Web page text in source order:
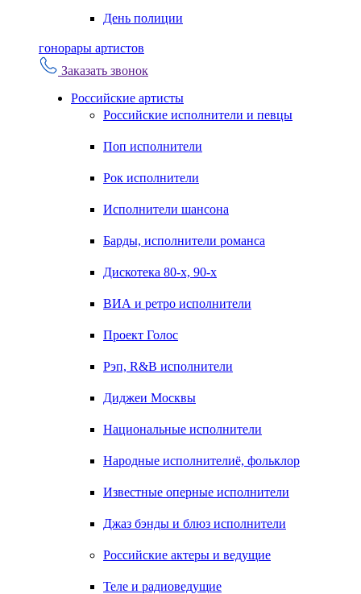
День полиции
гонорары артистов
Заказать звонок
Российские артисты
Российские исполнители и певцы
Поп исполнители
Рок исполнители
Исполнители шансона
Барды, исполнители романса
Дискотека 80-х, 90-х
ВИА и ретро исполнители
Проект Голос
Рэп, R&B исполнители
Диджеи Москвы
Национальные исполнители
Народные исполнителиё, фольклор
Известные оперные исполнители
Джаз бэнды и блюз исполнители
Российские актеры и ведущие
Теле и радиоведущие